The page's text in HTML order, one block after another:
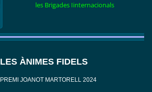
les Brigades Iinternacionals
LES ÀNIMES FIDELS
PREMI JOANOT MARTORELL 2024